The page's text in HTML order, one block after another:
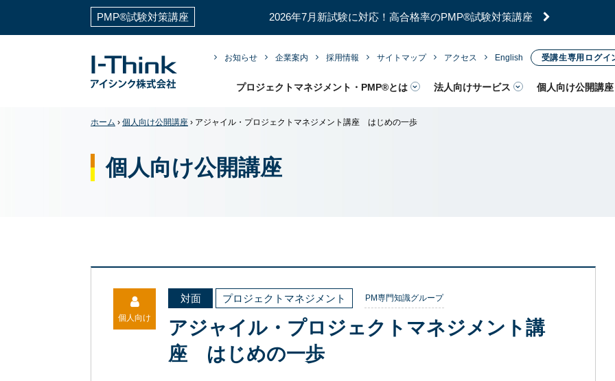
PMP®試験対策講座 2026年7月新試験に対応！高合格率のPMP®試験対策講座
お知らせ 企業案内 採用情報 サイトマップ アクセス English 受講生専用ログイ
プロジェクトマネジメント・PMP®とは 法人向けサービス 個人向け公開講座
個人向け公開講座
ホーム › 個人向け公開講座 › アジャイル・プロジェクトマネジメント講座 はじめの一歩
個人向け
対面 プロジェクトマネジメント PM専門知識グループ
アジャイル・プロジェクトマネジメント講
座 はじめの一歩